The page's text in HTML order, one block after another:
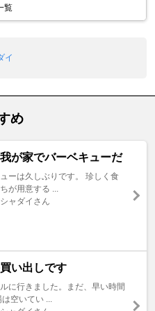
覧
イ
め
が家でバーベキューだ
ーは久しぶりです。 珍しく食
が用意する ...
ャダイさん
い出しです
に行きました。まだ、早い時間
空いてい ...